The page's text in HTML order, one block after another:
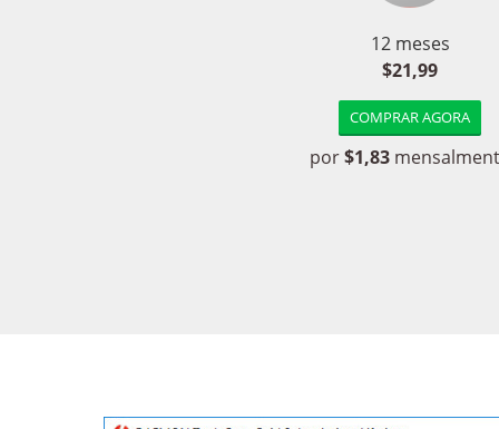
12 meses
$21,99
COMPRAR AGORA
por$1,83